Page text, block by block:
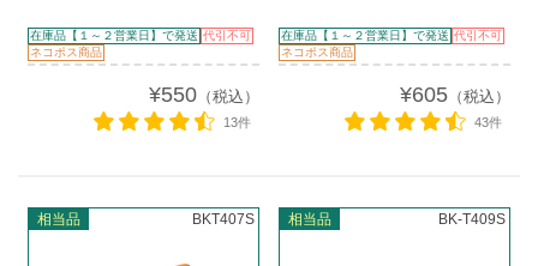
在庫品【１～２営業日】で発送 代引不可
ネコポス商品
¥550（税込）
13件
在庫品【１～２営業日】で発送 代引不可
ネコポス商品
¥605（税込）
43件
相当品 BKT407S 相当品 BK-T409S